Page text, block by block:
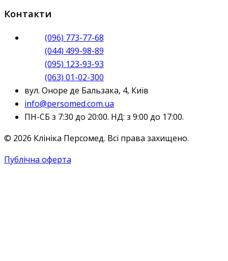
Контакти
(096) 773-77-68
(044) 499-98-89
(095) 123-93-93
(063) 01-02-300
вул. Оноре де Бальзака, 4, Київ
info@persomed.com.ua
ПН-СБ з 7:30 до 20:00. НД: з 9:00 до 17:00.
© 2026 Клініка Персомед. Всі права захищено.
Публічна оферта